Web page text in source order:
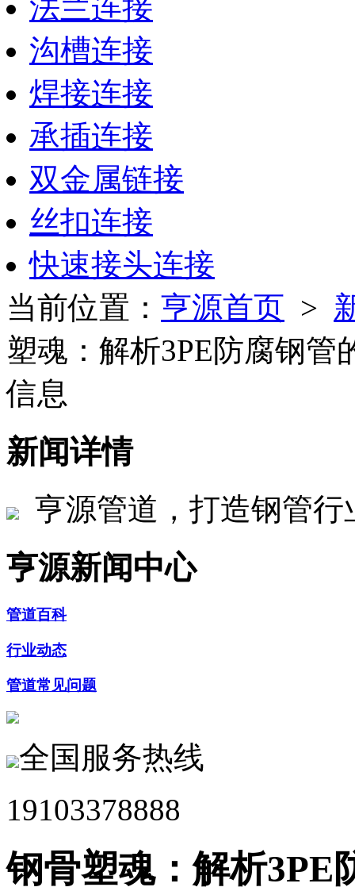
法兰连接
沟槽连接
焊接连接
承插连接
双金属链接
丝扣连接
快速接头连接
当前位置： 亨源首页 >
塑魂：解析3PE防腐钢
信息
新闻详情
亨源管道，打造钢管
亨源新闻中心
管道百科
行业动态
管道常见问题
全国服务热线
19103378888
钢骨塑魂：解析3PE